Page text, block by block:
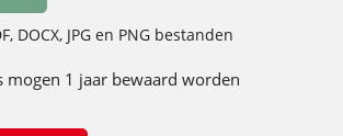
DOCX, JPG en PNG bestanden
mogen 1 jaar bewaard worden